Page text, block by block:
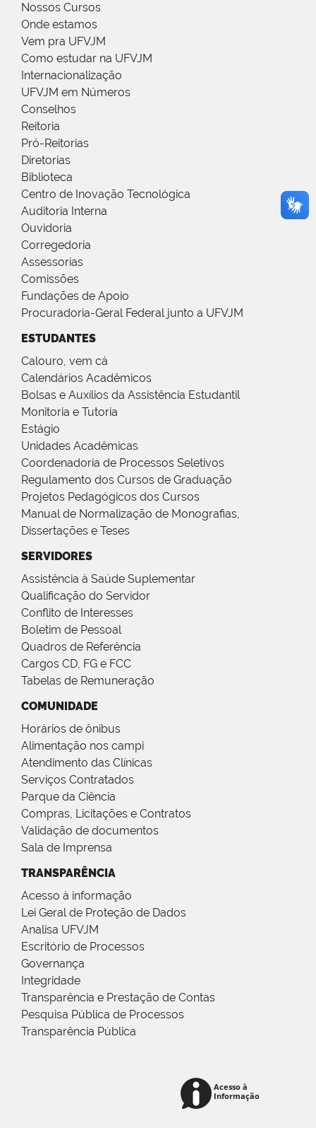
Nossos Cursos
Onde estamos
Vem pra UFVJM
Como estudar na UFVJM
Internacionalização
UFVJM em Números
Conselhos
Reitoria
Pró-Reitorias
Diretorias
Biblioteca
Centro de Inovação Tecnológica
Auditoria Interna
Ouvidoria
Corregedoria
Assessorias
Comissões
Fundações de Apoio
Procuradoria-Geral Federal junto a UFVJM
ESTUDANTES
Calouro, vem cá
Calendários Acadêmicos
Bolsas e Auxílios da Assistência Estudantil
Monitoria e Tutoria
Estágio
Unidades Acadêmicas
Coordenadoria de Processos Seletivos
Regulamento dos Cursos de Graduação
Projetos Pedagógicos dos Cursos
Manual de Normalização de Monografias,
Dissertações e Teses
SERVIDORES
Assistência à Saúde Suplementar
Qualificação do Servidor
Conflito de Interesses
Boletim de Pessoal
Quadros de Referência
Cargos CD, FG e FCC
Tabelas de Remuneração
COMUNIDADE
Horários de ônibus
Alimentação nos campi
Atendimento das Clínicas
Serviços Contratados
Parque da Ciência
Compras, Licitações e Contratos
Validação de documentos
Sala de Imprensa
TRANSPARÊNCIA
Acesso à informação
Lei Geral de Proteção de Dados
Analisa UFVJM
Escritório de Processos
Governança
Integridade
Transparência e Prestação de Contas
Pesquisa Pública de Processos
Transparência Pública